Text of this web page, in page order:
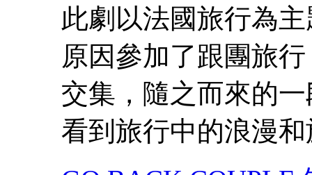
此劇以法國旅行為
原因參加了跟團旅
交集，隨之而來的
看到旅行中的浪漫